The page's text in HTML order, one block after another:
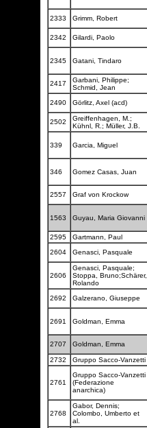
2333 Grimm, Robert
2342 Gilardi, Paolo
2345 Gatani, Tindaro
2417
Garbani, Philippe;
Schmid, Jean
2490 Görlitz, Axel (acd)
2502
Greiffenhagen, M.;
Kühnl, R.; Müller, J.B.
339 Garcia, Miguel
346 Gomez Casas, Juan
2557 Graf von Krockow
1563 Guyau, Maria Giovanni
2595 Gartmann, Paul
2604
Genasci, Pasquale
2606
Genasci, Pasquale;
Stoppa, Bruno;Schärer,
Rolando
2692 Galzerano, Giuseppe
2691 Goldman, Emma
2707 Goldman, Emma
2732 Gruppo Sacco-Vanzetti
2761
Gruppo Sacco-Vanzetti
(Federazione
anarchica)
2768
Gabor, Dennis;
Colombo, Umberto et
al.